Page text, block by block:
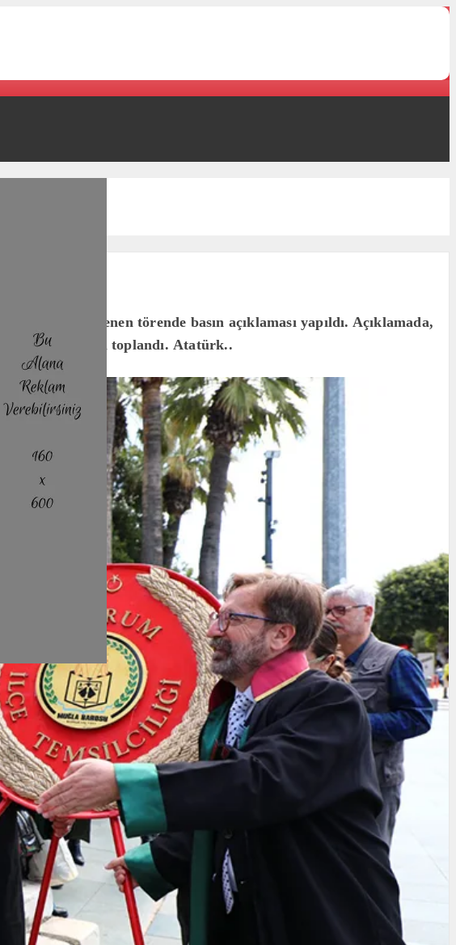
düzenlenen törende basın açıklaması yapıldı. Açıklamada,
meydanında toplandı. Atatürk..